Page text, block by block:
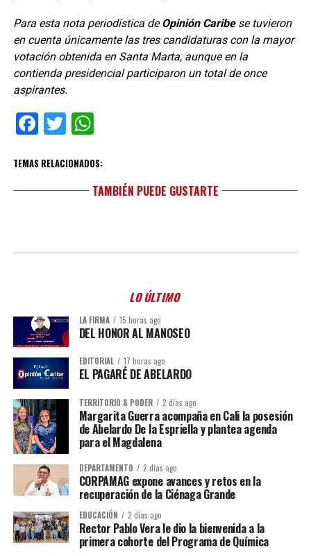
Para esta nota periodística deOpinión Caribese tuvieron
en cuenta únicamente las tres candidaturas con la mayor
votación obtenida en Santa Marta, aunque en la
contienda presidencial participaron un total de once
aspirantes.
Facebook
TwitterWhatsApp
TEMAS RELACIONADOS:
TAMBIÉN PUEDE GUSTARTE
LO ÚLTIMO
LA FIRMA 15 horas ago
DEL HONOR AL MANOSEO
EDITORIAL 17 horas ago
EL PAGARÉ DE ABELARDO
TERRITORIO & PODER 2 días ago
Margarita Guerra acompaña en Cali la posesión
de Abelardo De la Espriella y plantea agenda
para el Magdalena
DEPARTAMENTO 2 días ago
CORPAMAG expone avances y retos en la
recuperación de la Ciénaga Grande
EDUCACIÓN 2 días ago
Rector Pablo Vera le dio la bienvenida a la
primera cohorte del Programa de Química